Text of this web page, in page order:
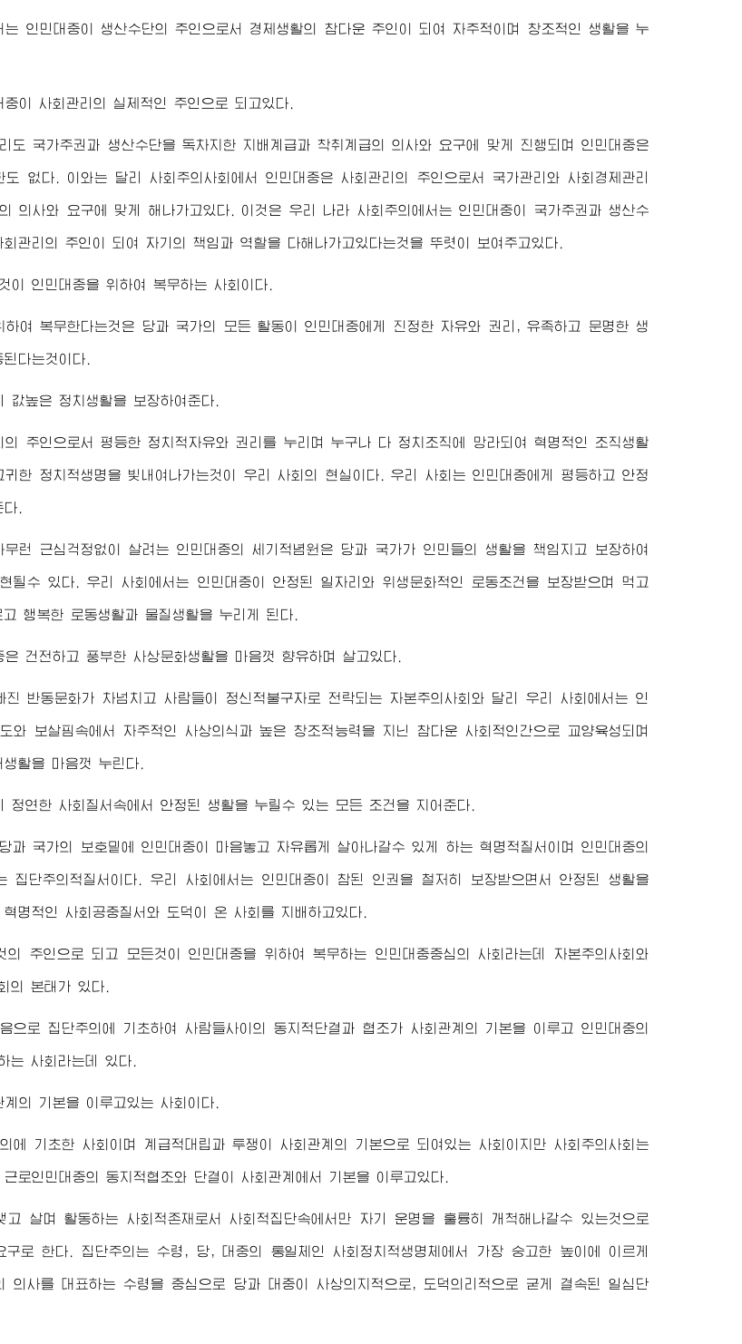
는 인민대중이 생산수단의 주인으로서 경제생활의 참다운 주인이 되여 자주적이며 창조적인 생활을 누
이 사회관리의 실제적인 주인으로 되고있다.
도 국가주권과 생산수단을 독차지한 지배계급과 착취계급의 의사와 요구에 맞게 진행되며 인민대중은
도 없다. 이와는 달리 사회주의사회에서 인민대중은 사회관리의 주인으로서 국가관리와 사회경제관리
의사와 요구에 맞게 해나가고있다. 이것은 우리 나라 사회주의에서는 인민대중이 국가주권과 생산수
관리의 주인이 되여 자기의 책임과 역할을 다해나가고있다는것을 뚜렷이 보여주고있다.
이 인민대중을 위하여 복무하는 사회이다.
하여 복무한다는것은 당과 국가의 모든 활동이 인민대중에게 진정한 자유와 권리, 유족하고 문명한 생
다는것이다.
값높은 정치생활을 보장하여준다.
의 주인으로서 평등한 정치적자유와 권리를 누리며 누구나 다 정치조직에 망라되여 혁명적인 조직생활
한 정치적생명을 빛내여나가는것이 우리 사회의 현실이다. 우리 사회는 인민대중에게 평등하고 안정
.
런 근심걱정없이 살려는 인민대중의 세기적념원은 당과 국가가 인민들의 생활을 책임지고 보장하여
될수 있다. 우리 사회에서는 인민대중이 안정된 일자리와 위생문화적인 로동조건을 보장받으며 먹고
행복한 로동생활과 물질생활을 누리게 된다.
건전하고 풍부한 사상문화생활을 마음껏 향유하며 살고있다.
진 반동문화가 차넘치고 사람들이 정신적불구자로 전락되는 자본주의사회와 달리 우리 사회에서는 인
와 보살핌속에서 자주적인 사상의식과 높은 창조적능력을 지닌 참다운 사회적인간으로 교양육성되며
활을 마음껏 누린다.
정연한 사회질서속에서 안정된 생활을 누릴수 있는 모든 조건을 지어준다.
과 국가의 보호밑에 인민대중이 마음놓고 자유롭게 살아나갈수 있게 하는 혁명적질서이며 인민대중의
집단주의적질서이다. 우리 사회에서는 인민대중이 참된 인권을 철저히 보장받으면서 안정된 생활을
명적인 사회공중질서와 도덕이 온 사회를 지배하고있다.
의 주인으로 되고 모든것이 인민대중을 위하여 복무하는 인민대중중심의 사회라는데 자본주의사회와
의 본태가 있다.
으로 집단주의에 기초하여 사람들사이의 동지적단결과 협조가 사회관계의 기본을 이루고 인민대중의
는 사회라는데 있다.
의 기본을 이루고있는 사회이다.
에 기초한 사회이며 계급적대립과 투쟁이 사회관계의 기본으로 되여있는 사회이지만 사회주의사회는
로인민대중의 동지적협조와 단결이 사회관계에서 기본을 이루고있다.
고 살며 활동하는 사회적존재로서 사회적집단속에서만 자기 운명을 훌륭히 개척해나갈수 있는것으로
구로 한다. 집단주의는 수령 , 당, 대중의 통일체인 사회정치적생명체에서 가장 숭고한 높이에 이르게
의사를 대표하는 수령을 중심으로 당과 대중이 사상의지적으로, 도덕의리적으로 굳게 결속된 일심단